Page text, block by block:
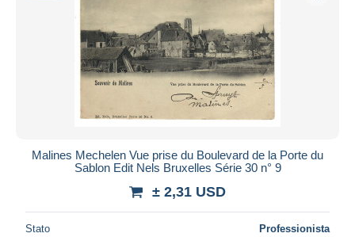
Malines Mechelen Vue prise du Boulevard de la Porte du
Sablon Edit Nels Bruxelles Série 30 n° 9
± 2,31 USD
Stato Professionista